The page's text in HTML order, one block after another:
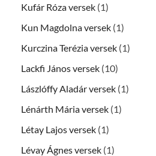
Kufár Róza versek (1)
Kun Magdolna versek (1)
Kurczina Terézia versek (1)
Lackfi János versek (10)
Lászlóffy Aladár versek (1)
Lénárth Mária versek (1)
Létay Lajos versek (1)
Lévay Ágnes versek (1)